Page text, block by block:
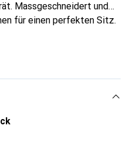
Massgeschneidert und
für einen perfekten Sitz.
ist international für ihre